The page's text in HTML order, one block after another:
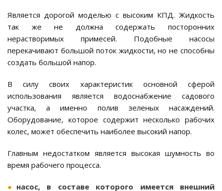
Является дорогой моделью с высоким КПД. Жидкость
так же не должна содержать посторонних
нерастворимых примесей. Подобные насосы
перекачивают большой поток жидкости, но не способны
создать большой напор.
В силу своих характеристик основной сферой
использования является водоснабжение садового
участка, а именно полив зеленых насаждений.
Оборудование, которое содержит несколько рабочих
колес, может обеспечить наиболее высокий напор.
Главным недостатком является высокая шумность во
время рабочего процесса.
насос, в составе которого имеется внешний